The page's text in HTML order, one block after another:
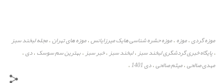
موزه گردی،موزه ،موزه حشره ‌شناسی هایک میرزایانس،موزه های تهران،مجله لبخند سبز
،پایگاه خبری گردشگری لبخند سبز،لبخند سبز،خبر سبز،بهترین سم سوسک ،دی،
مهدی صالحی،میثم صالحی،دی 1401 ،